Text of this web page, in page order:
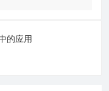
的应用